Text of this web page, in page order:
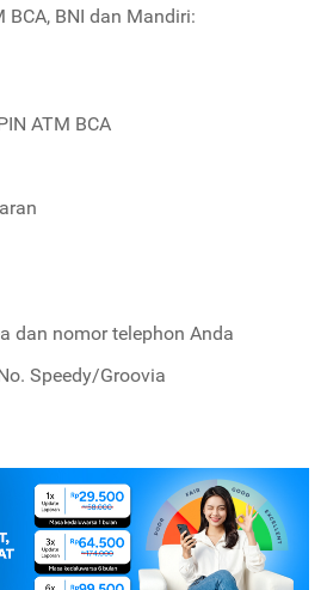
BCA, BNI dan Mandiri:
ATM BCA
dan nomor telephon Anda
Speedy/Groovia